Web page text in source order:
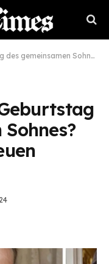
Sohnes? Zoff um Amiras neuen Freund